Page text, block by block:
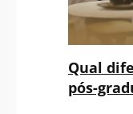
Qual
pós-